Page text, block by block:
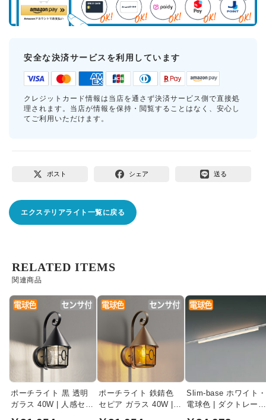
安全な決済サービスを利用しています
クレジットカード情報は当店を通さず決済サービス側で直接処
理されます。当店が情報を保持・閲覧することはなく、安心し
てご利用いただけます。
ポスト シェア 送る
エクステリアライト一覧に戻る
関連商品
RELATED ITEMS
ポーチライト 黒 透明
ガラス 40W | 人感セン
ポーチライト 鉄錆色
セピア ガラス 40W |
Slim-base ホワイト・
電球色 | ダクトレール